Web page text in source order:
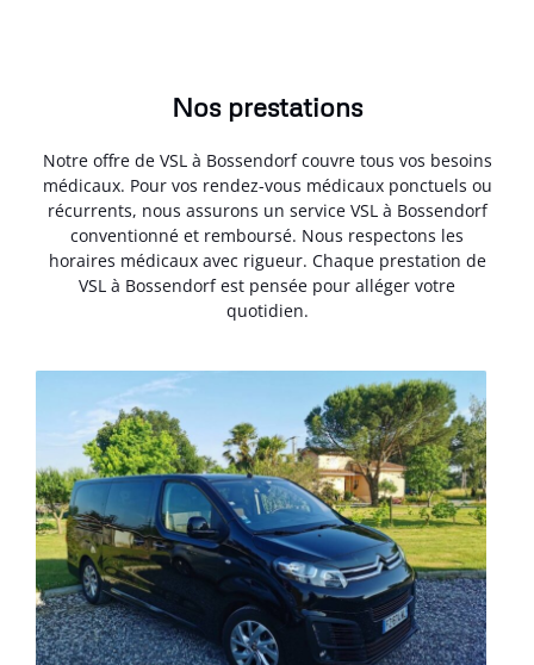
Nos prestations
Notre offre de VSL à Bossendorf couvre tous vos besoins
médicaux. Pour vos rendez-vous médicaux ponctuels ou
récurrents, nous assurons un service VSL à Bossendorf
conventionné et remboursé. Nous respectons les
horaires médicaux avec rigueur. Chaque prestation de
VSL à Bossendorf est pensée pour alléger votre
quotidien.